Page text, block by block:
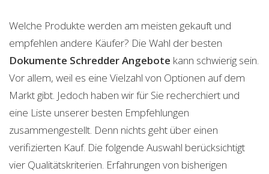
Welche Produkte werden am meisten gekauft und
empfehlen andere Käufer? Die Wahl der besten
Dokumente SchredderAngebote kann schwierig sein.
Vor allem, weil es eine Vielzahl von Optionen auf dem
Markt gibt. Jedoch haben wir für Sie recherchiert und
eine Liste unserer besten Empfehlungen
zusammengestellt. Denn nichts geht über einen
verifizierten Kauf. Die folgende Auswahl berücksichtigt
vier Qualitätskriterien. Erfahrungen von bisherigen